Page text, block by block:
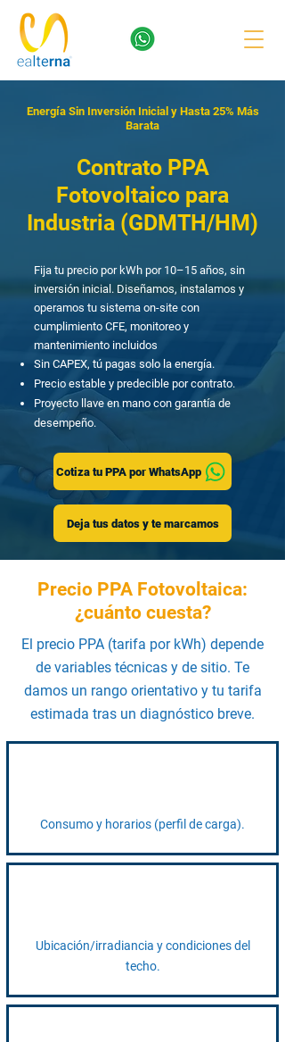
Energía Sin Inversión Inicial y Hasta 25% Más
Barata
Contrato PPA
Fotovoltaico para
Industria (GDMTH/HM)
Fija tu precio por kWh por 10–15 años, sin
inversión inicial. Diseñamos, instalamos y
operamos tu sistema on-site con
cumplimiento CFE, monitoreo y
mantenimiento incluidos
Sin CAPEX, tú pagas solo la energía.
Precio estable y predecible por contrato.
Proyecto llave en mano con garantía de
desempeño.
Cotiza tu PPA por WhatsApp
Deja tus datos y te marcamos
Precio PPA Fotovoltaica:
¿cuánto cuesta?
El precio PPA (tarifa por kWh) depende
de variables técnicas y de sitio. Te
damos un rango orientativo y tu tarifa
estimada tras un diagnóstico breve.
Consumo y horarios (perfil de carga).
Ubicación/irradiancia y condiciones del
techo.